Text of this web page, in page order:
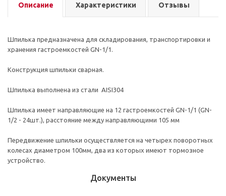
Описание Характеристики Отзывы
Шпилька предназначена для складирования, транспортировки и
хранения гастроемкостей GN-1/1.
Конструкция шпильки сварная.
Шпилька выполнена из стали AISI304
Шпилька имеет направляющие на 12 гастроемкостей GN-1/1 (GN-
1/2 - 24шт.), расстояние между направляющими 105 мм
Передвижение шпильки осуществляется на четырех поворотных
колесах диаметром 100мм, два из которых имеют тормозное
устройство.
Документы